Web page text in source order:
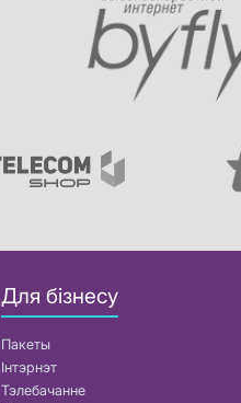
Для бізнесу
Пакеты
Інтэрнэт
Тэлебачанне